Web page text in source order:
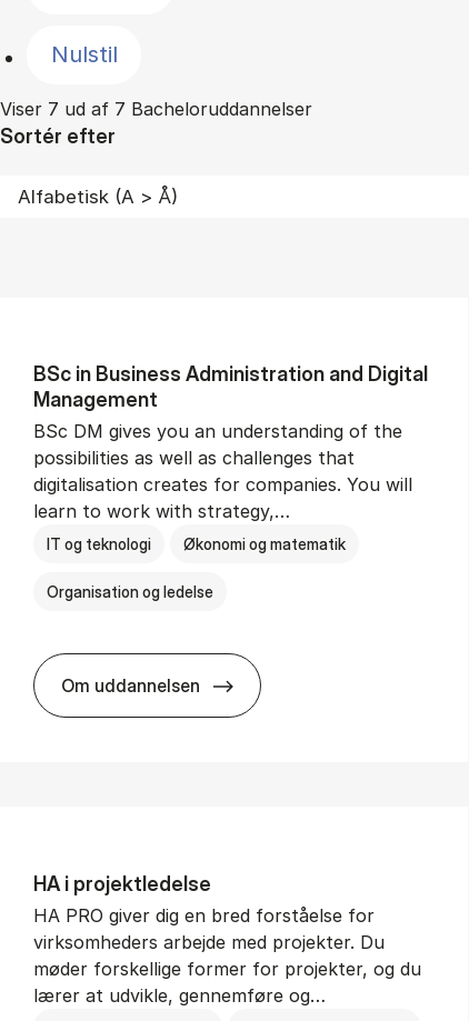
Nulstil
Viser 7 ud af 7 Bacheloruddannelser
Sortér efter
BSc in Busi­ness Ad­min­is­tra­tion and Di­git­al
Man­age­ment
BSc DM gives you an understanding of the
possibilities as well as challenges that
digitalisation creates for companies. You will
learn to work with strategy,…
IT og teknologi Økonomi og matematik
Organisation og ledelse
Om uddannelsen
BSc in Busi­ness Ad­min­is­tra­tion and
HA i pro­jekt­le­del­se
HA PRO giver dig en bred forståelse for
virksomheders arbejde med projekter. Du
møder forskellige former for projekter, og du
lærer at udvikle, gennemføre og…